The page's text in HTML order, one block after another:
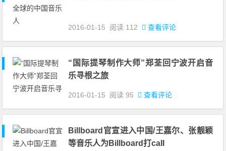
2016-01-15 阅读 112 查看评论
“国际提琴制作大师”郑荃回宁波开启音
乐寻根之旅
2016-01-15 阅读95 查看评论
Billboard官宣进入中国/王嘉尔、张靓颖
等音乐人为Billboard打caII